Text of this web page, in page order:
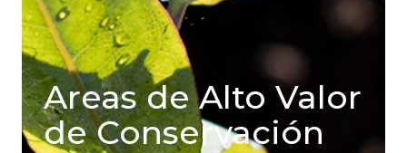
Areas de Alto Valor
de Conservación